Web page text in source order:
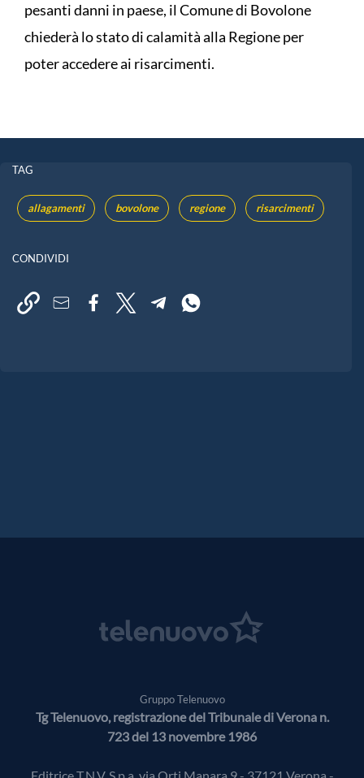
pesanti danni in paese, il Comune di Bovolone
chiederà lo stato di calamità alla Regione per
poter accedere ai risarcimenti.
TAG
allagamenti bovolone regione risarcimenti
CONDIVIDI
Gruppo Telenuovo
Tg Telenuovo, registrazione del Tribunale di Verona n.
723 del 13 novembre 1986